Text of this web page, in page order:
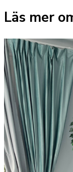
Läs mer